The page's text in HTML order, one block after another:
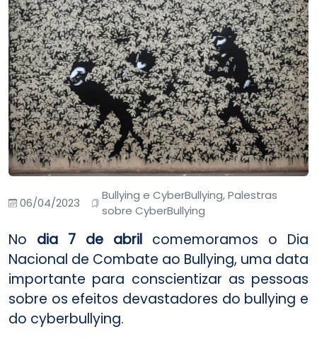
06/04/2023
Bullying e CyberBullying, Palestras
sobre CyberBullying
No dia 7 de abril comemoramos o Dia
Nacional de Combate ao Bullying, uma data
importante para conscientizar as pessoas
sobre os efeitos devastadores do bullying e
do cyberbullying.